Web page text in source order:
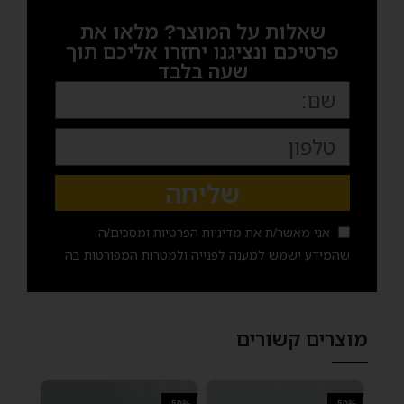
שאלות על המוצר? מלאו את
פרטיכם ונציגנו יחזרו אליכם תוך
שעה בלבד
אני מאשר/ת את מדיניות הפרטיות ומסכים/ה
שהמידע ישמש למענה לפנייה ולמטרות המפורטות בה
שליחה
מוצרים קשורים